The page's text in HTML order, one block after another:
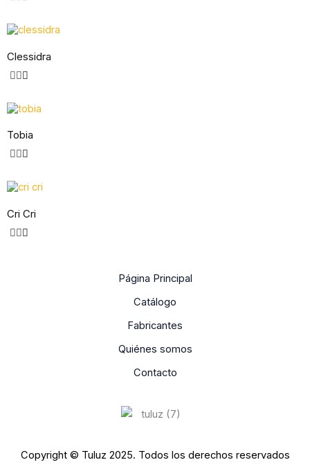
Clessidra
Tobia
Cri Cri
Página Principal
Catálogo
Fabricantes
Quiénes somos
Contacto
Copyright © Tuluz 2025. Todos los derechos reservados